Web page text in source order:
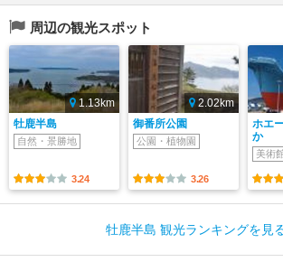
周辺の観光スポット
1.13km
牡鹿半島
自然・景勝地
3.24
2.02km
御番所公園
公園・植物園
3.26
ホエ
か
美術
牡鹿半島 観光ランキングを見